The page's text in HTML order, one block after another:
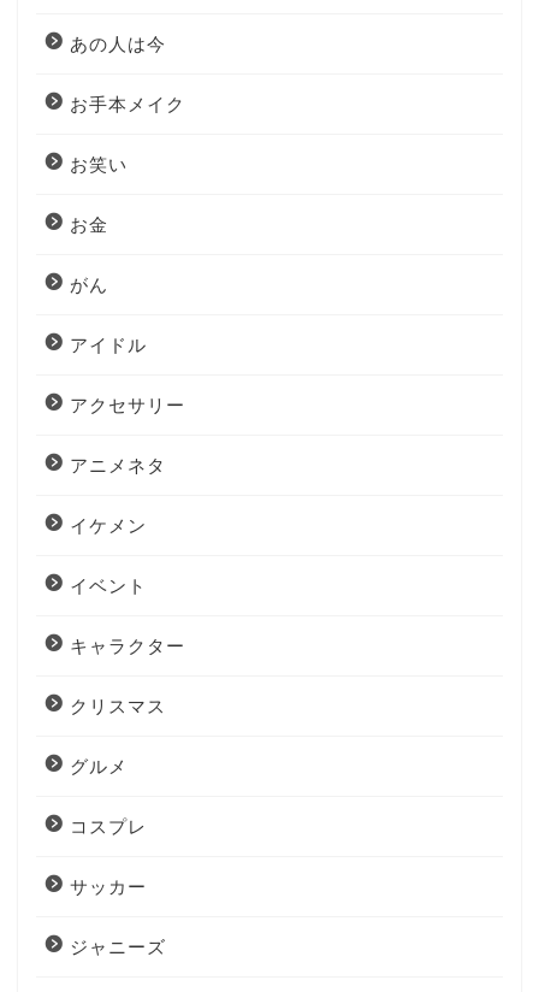
あの人は今
お手本メイク
お笑い
お金
がん
アイドル
アクセサリー
アニメネタ
イケメン
イベント
キャラクター
クリスマス
グルメ
コスプレ
サッカー
ジャニーズ